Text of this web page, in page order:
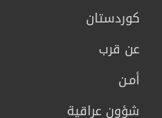
كوردستان
عن قرب
أمـن
شؤون عراقية